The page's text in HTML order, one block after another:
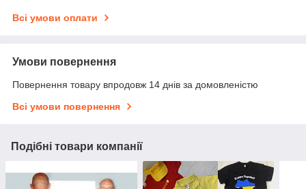
Всі умови оплати
Умови повернення
Повернення товару впродовж 14 днів за домовленістю
Всі умови повернення
Подібні товари компанії